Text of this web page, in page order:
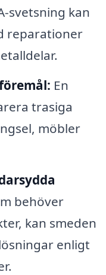
svetsning kan
reparationer
En
trasiga
möbler
behöver
kan smeden
enligt